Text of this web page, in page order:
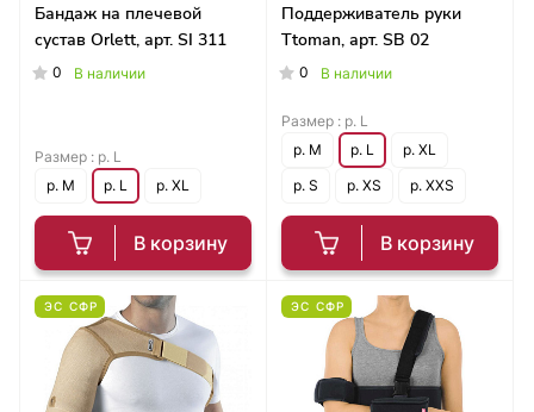
Бандаж на плечевой
сустав Orlett, арт. SI 311
0 В наличии
В корзину
Размер : р. L
р. M
р. L р. XL
Поддерживатель руки
Ttoman, арт. SB 02
0 В наличии
В корзину
Размер : р. L
р. M
р. L
р. XL
р. S
р. XS р. XXS
ЭС СФР ЭС СФР